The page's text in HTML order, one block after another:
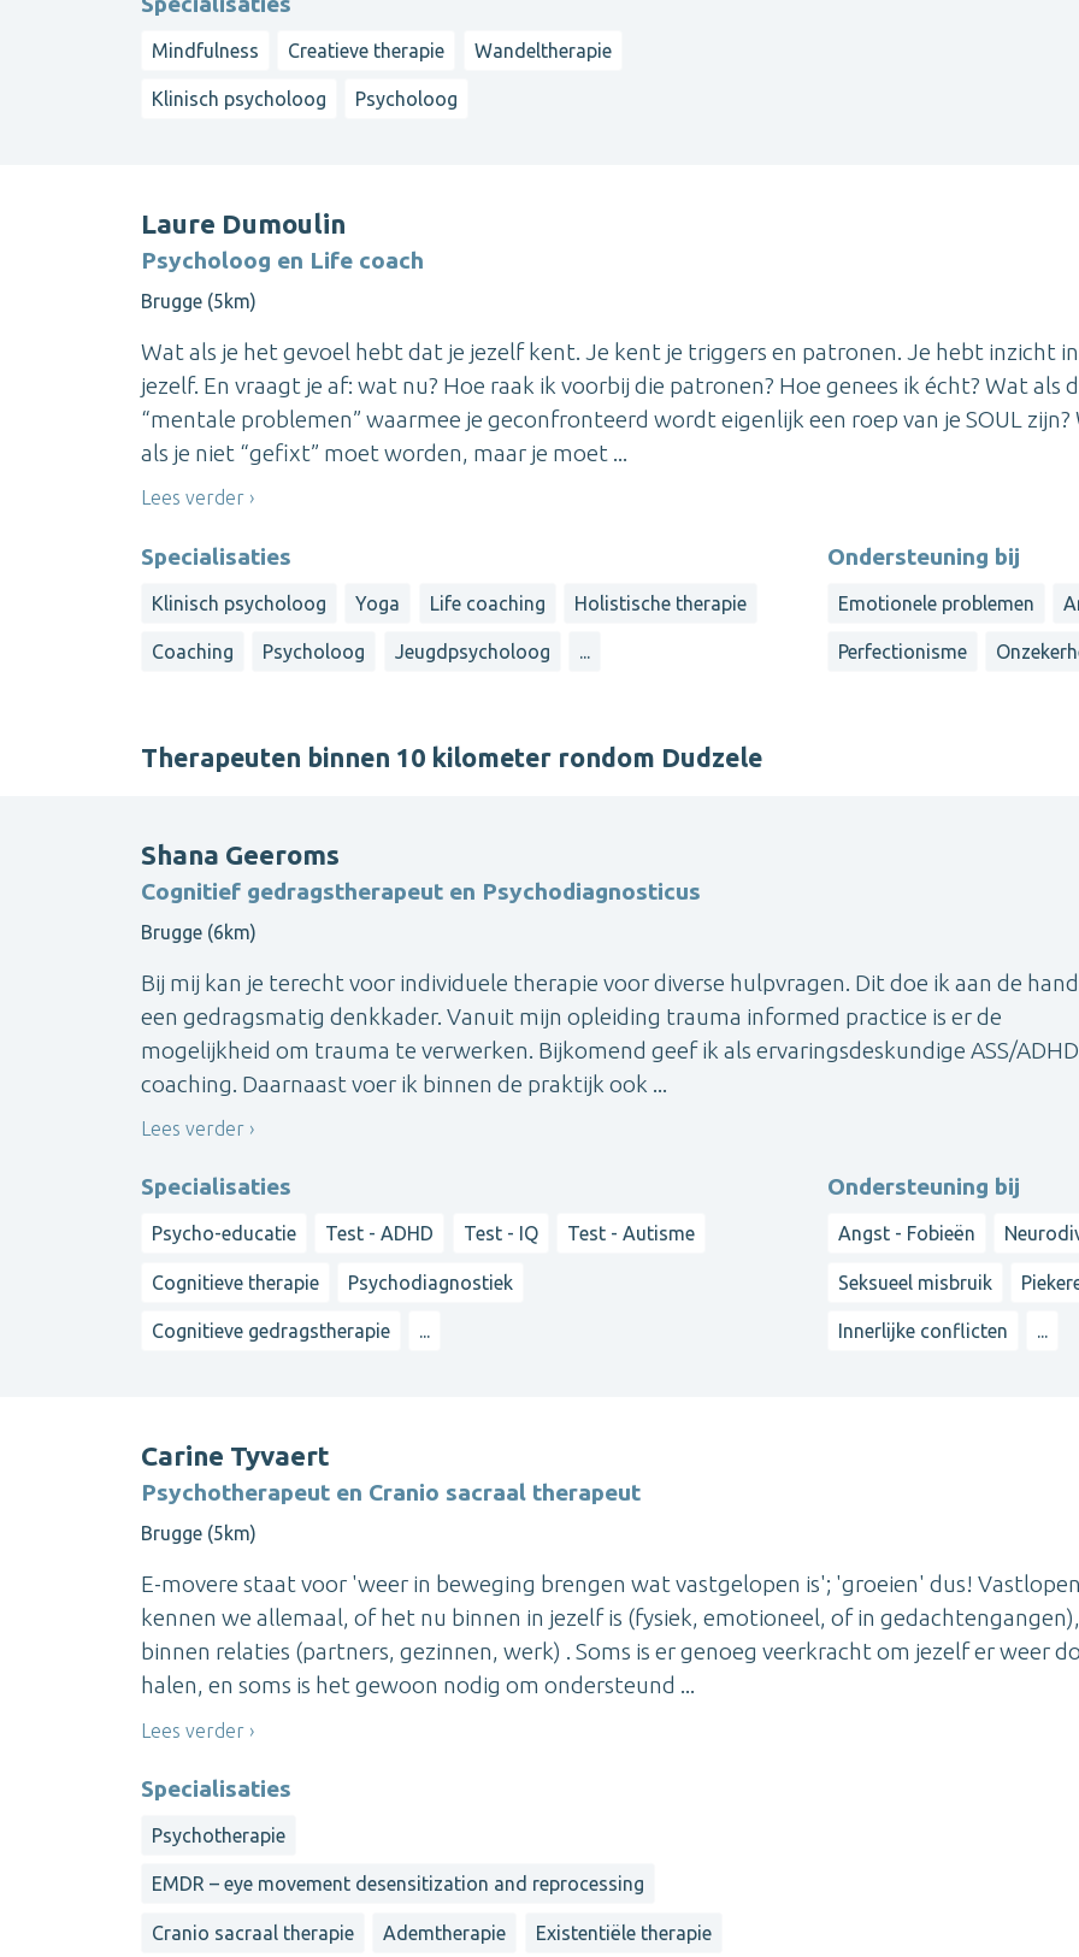
Mindfulness Creatieve therapie Wandeltherapie
Klinisch psycholoog Psycholoog
Laure Dumoulin
Psycholoog en Life coach
Brugge (5km)
Wat als je het gevoel hebt dat je jezelf kent. Je kent je triggers en patronen. Je hebt inzicht in
jezelf. En vraagt je af: wat nu? Hoe raak ik voorbij die patronen? Hoe genees ik écht? Wat als
“mentale problemen” waarmee je geconfronteerd wordt eigenlijk een roep van je SOUL zijn?
als je niet “gefixt” moet worden, maar je moet ...
Lees verder
Specialisaties
Klinisch psycholoog Yoga Life coaching Holistische therapie
Coaching Psycholoog Jeugdpsycholoog ...
Ondersteuning bij
Emotionele problemen
Perfectionisme
Therapeuten binnen 10 kilometer rondom Dudzele
Shana Geeroms
Cognitief gedragstherapeut en Psychodiagnosticus
Brugge (6km)
Bij mij kan je terecht voor individuele therapie voor diverse hulpvragen. Dit doe ik aan de
een gedragsmatig denkkader. Vanuit mijn opleiding trauma informed practice is er de
mogelijkheid om trauma te verwerken. Bijkomend geef ik als ervaringsdeskundige ASS/ADHD
coaching. Daarnaast voer ik binnen de praktijk ook ...
Lees verder
Specialisaties
Psycho-educatie Test - ADHD Test - IQ Test - Autisme
Cognitieve therapie Psychodiagnostiek
Cognitieve gedragstherapie ...
Ondersteuning bij
Angst - Fobieën
Seksueel misbruik
Innerlijke conflicten ...
Carine Tyvaert
Psychotherapeut en Cranio sacraal therapeut
Brugge (5km)
E-movere staat voor 'weer in beweging brengen wat vastgelopen is'; 'groeien' dus!
kennen we allemaal, of het nu binnen in jezelf is (fysiek, emotioneel, of in
binnen relaties (partners, gezinnen, werk) . Soms is er genoeg veerkracht om jezelf er weer
halen, en soms is het gewoon nodig om ondersteund ...
Lees verder
Specialisaties
Psychotherapie
EMDR – eye movement desensitization and reprocessing
Cranio sacraal therapie Ademtherapie Existentiële therapie